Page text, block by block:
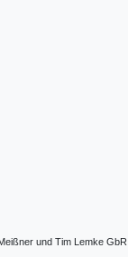
und Tim Lemke GbR